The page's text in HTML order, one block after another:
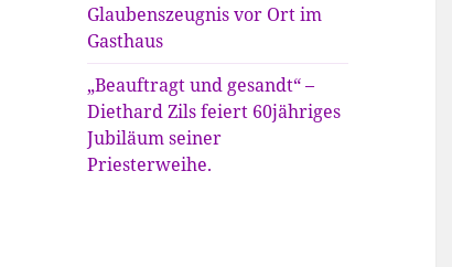
Glaubenszeugnis vor Ort im
Gasthaus
„Beauftragt und gesandt“ –
Diethard Zils feiert 60jähriges
Jubiläum seiner
Priesterweihe.